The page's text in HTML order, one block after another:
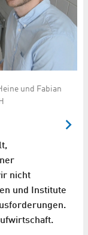
und Fabian
nicht
und Institute